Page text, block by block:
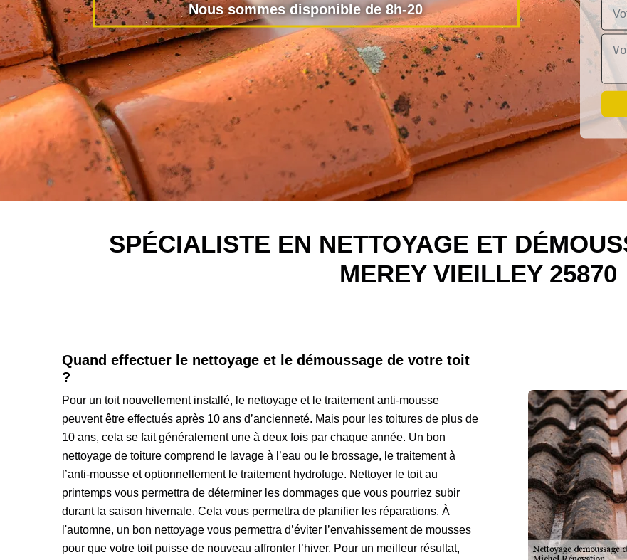
Nous sommes disponible de 8h-20
SPÉCIALISTE EN NETTOYAGE ET
MEREY VIEILLEY 25870
Quand effectuer le nettoyage et le démoussage de votre toit
?
Pour un toit nouvellement installé, le nettoyage et le traitement anti-mousse
peuvent être effectués après 10 ans d’ancienneté. Mais pour les toitures de plus de
10 ans, cela se fait généralement une à deux fois par chaque année. Un bon
nettoyage de toiture comprend le lavage à l’eau ou le brossage, le traitement à
l’anti-mousse et optionnellement le traitement hydrofuge. Nettoyer le toit au
printemps vous permettra de déterminer les dommages que vous pourriez subir
durant la saison hivernale. Cela vous permettra de planifier les réparations. À
l'automne, un bon nettoyage vous permettra d’éviter l’envahissement de mousses
pour que votre toit puisse de nouveau affronter l’hiver. Pour un meilleur résultat,